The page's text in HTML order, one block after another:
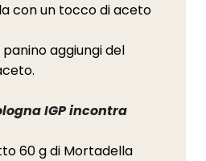
con un tocco di aceto
aggiungi del
IGP incontra
60 g di Mortadella